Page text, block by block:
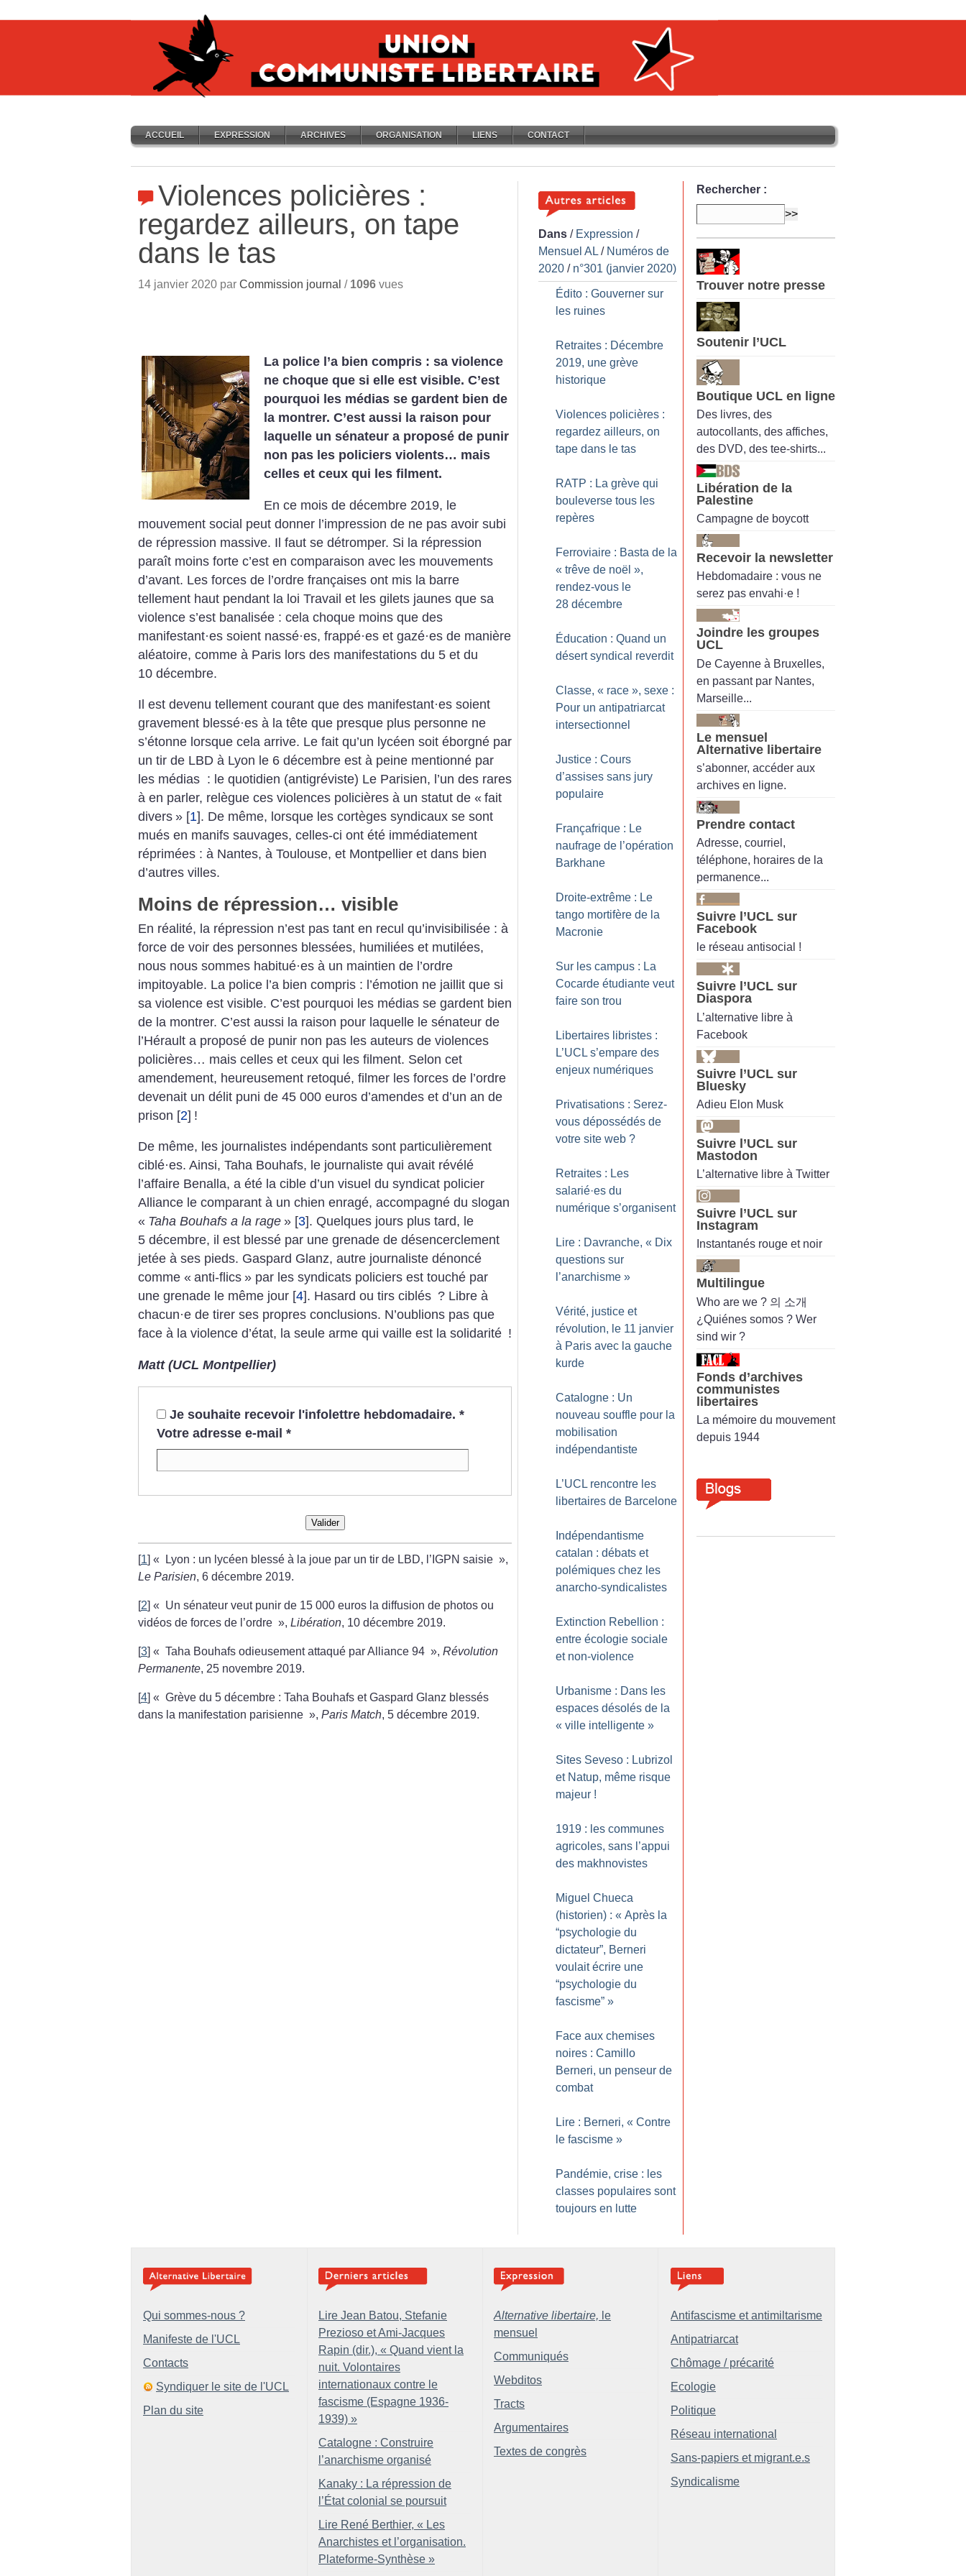
ACCUEIL EXPRESSION ARCHIVES ORGANISATION LIENS CONTACT
Violences policières :
regardez ailleurs, on tape
dans le tas
14 janvier 2020 par Commission journal / 1096 vues
La police l’a bien compris : sa violence
ne choque que si elle est visible. C’est
pourquoi les médias se gardent bien de
la montrer. C’est aussi la raison pour
laquelle un sénateur a proposé de punir
non pas les policiers violents… mais
celles et ceux qui les filment.
En ce mois de décembre 2019, le
mouvement social peut donner l’impression de ne pas avoir subi
de répression massive. Il faut se détromper. Si la répression
paraît moins forte c’est en comparaison avec les mouvements
d’avant. Les forces de l’ordre françaises ont mis la barre
tellement haut pendant la loi Travail et les gilets jaunes que sa
violence s’est banalisée : cela choque moins que des
manifestant·es soient nassé·es, frappé·es et gazé·es de manière
aléatoire, comme à Paris lors des manifestations du 5 et du
10 décembre.
Il est devenu tellement courant que des manifestant·es soient
gravement blessé·es à la tête que presque plus personne ne
s’étonne lorsque cela arrive. Le fait qu’un lycéen soit éborgné par
un tir de LBD à Lyon le 6 décembre est à peine mentionné par
les médias : le quotidien (antigréviste) Le Parisien, l’un des rares
à en parler, relègue ces violences policières à un statut de « fait
divers » [1]. De même, lorsque les cortèges syndicaux se sont
mués en manifs sauvages, celles-ci ont été immédiatement
réprimées : à Nantes, à Toulouse, et Montpellier et dans bien
d’autres villes.
Moins de répression… visible
En réalité, la répression n’est pas tant en recul qu’invisibilisée : à
force de voir des personnes blessées, humiliées et mutilées,
nous nous sommes habitué·es à un maintien de l’ordre
impitoyable. La police l’a bien compris : l’émotion ne jaillit que si
sa violence est visible. C’est pourquoi les médias se gardent bien
de la montrer. C’est aussi la raison pour laquelle le sénateur de
l’Hérault a proposé de punir non pas les auteurs de violences
policières… mais celles et ceux qui les filment. Selon cet
amendement, heureusement retoqué, filmer les forces de l’ordre
devenait un délit puni de 45 000 euros d’amendes et d’un an de
prison [2] !
De même, les journalistes indépendants sont particulièrement
ciblé·es. Ainsi, Taha Bouhafs, le journaliste qui avait révélé
l’affaire Benalla, a été la cible d’un visuel du syndicat policier
Alliance le comparant à un chien enragé, accompagné du slogan
« Taha Bouhafs a la rage » [3]. Quelques jours plus tard, le
5 décembre, il est blessé par une grenade de désencerclement
jetée à ses pieds. Gaspard Glanz, autre journaliste dénoncé
comme « anti-flics » par les syndicats policiers est touché par
une grenade le même jour [4]. Hasard ou tirs ciblés ? Libre à
chacun·e de tirer ses propres conclusions. N’oublions pas que
face à la violence d’état, la seule arme qui vaille est la solidarité !
Matt (UCL Montpellier)
Je souhaite recevoir l'infolettre hebdomadaire. *
Votre adresse e-mail *
Valider
[1] « Lyon : un lycéen blessé à la joue par un tir de LBD, l’IGPN saisie »,
Le Parisien, 6 décembre 2019.
[2] « Un sénateur veut punir de 15 000 euros la diffusion de photos ou
vidéos de forces de l’ordre », Libération, 10 décembre 2019.
[3] « Taha Bouhafs odieusement attaqué par Alliance 94 », Révolution
Permanente, 25 novembre 2019.
[4] « Grève du 5 décembre : Taha Bouhafs et Gaspard Glanz blessés
dans la manifestation parisienne », Paris Match, 5 décembre 2019.
Dans / Expression /
Mensuel AL / Numéros de
2020 / n°301 (janvier 2020)
Édito : Gouverner sur
les ruines
Retraites : Décembre
2019, une grève
historique
Violences policières :
regardez ailleurs, on
tape dans le tas
RATP : La grève qui
bouleverse tous les
repères
Ferroviaire : Basta de la
« trêve de noël »,
rendez-vous le
28 décembre
Éducation : Quand un
désert syndical reverdit
Classe, « race », sexe :
Pour un antipatriarcat
intersectionnel
Justice : Cours
d’assises sans jury
populaire
Françafrique : Le
naufrage de l’opération
Barkhane
Droite-extrême : Le
tango mortifère de la
Macronie
Sur les campus : La
Cocarde étudiante veut
faire son trou
Libertaires libristes :
L’UCL s’empare des
enjeux numériques
Privatisations : Serez-
vous dépossédés de
votre site web ?
Retraites : Les
salarié·es du
numérique s’organisent
Lire : Davranche, « Dix
questions sur
l’anarchisme »
Vérité, justice et
révolution, le 11 janvier
à Paris avec la gauche
kurde
Catalogne : Un
nouveau souffle pour la
mobilisation
indépendantiste
L’UCL rencontre les
libertaires de Barcelone
Indépendantisme
catalan : débats et
polémiques chez les
anarcho-syndicalistes
Extinction Rebellion :
entre écologie sociale
et non-violence
Urbanisme : Dans les
espaces désolés de la
« ville intelligente »
Sites Seveso : Lubrizol
et Natup, même risque
majeur !
1919 : les communes
agricoles, sans l’appui
des makhnovistes
Miguel Chueca
(historien) : « Après la
“psychologie du
dictateur”, Berneri
voulait écrire une
“psychologie du
fascisme” »
Face aux chemises
noires : Camillo
Berneri, un penseur de
combat
Lire : Berneri, « Contre
le fascisme »
Pandémie, crise : les
classes populaires sont
toujours en lutte
Rechercher :
Trouver notre presse
Soutenir l’UCL
Boutique UCL en ligne
Des livres, des
autocollants, des affiches,
des DVD, des tee-shirts...
Libération de la
Palestine
Campagne de boycott
Recevoir la newsletter
Hebdomadaire : vous ne
serez pas envahi·e !
Joindre les groupes
UCL
De Cayenne à Bruxelles,
en passant par Nantes,
Marseille...
Le mensuel
Alternative libertaire
s’abonner, accéder aux
archives en ligne.
Prendre contact
Adresse, courriel,
téléphone, horaires de la
permanence...
Suivre l’UCL sur
Facebook
le réseau antisocial !
Suivre l’UCL sur
Diaspora
L’alternative libre à
Facebook
Suivre l’UCL sur
Bluesky
Adieu Elon Musk
Suivre l’UCL sur
Mastodon
L’alternative libre à Twitter
Suivre l’UCL sur
Instagram
Instantanés rouge et noir
Multilingue
Who are we ? 의 소개
¿Quiénes somos ? Wer
sind wir ?
Fonds d’archives
communistes
libertaires
La mémoire du mouvement
depuis 1944
Qui sommes-nous ?
Manifeste de l'UCL
Contacts
Syndiquer le site de l'UCL
Plan du site
Lire Jean Batou, Stefanie
Prezioso et Ami-Jacques
Rapin (dir.), « Quand vient la
nuit. Volontaires
internationaux contre le
fascisme (Espagne 1936-
1939) »
Catalogne : Construire
l’anarchisme organisé
Kanaky : La répression de
l’État colonial se poursuit
Lire René Berthier, « Les
Anarchistes et l’organisation.
Plateforme-Synthèse »
Alternative libertaire, le
mensuel
Communiqués
Webditos
Tracts
Argumentaires
Textes de congrès
Antifascisme et antimiltarisme
Antipatriarcat
Chômage / précarité
Ecologie
Politique
Réseau international
Sans-papiers et migrant.e.s
Syndicalisme